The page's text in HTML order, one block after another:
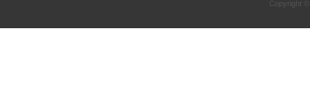
Copyright